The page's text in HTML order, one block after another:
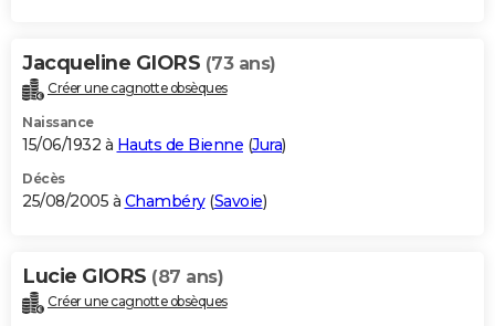
Jacqueline GIORS (73 ans)
Créer une cagnotte obsèques
Naissance
15/06/1932 à Hauts de Bienne (Jura)
Décès
25/08/2005 à Chambéry(Savoie)
Lucie GIORS (87 ans)
Créer une cagnotte obsèques